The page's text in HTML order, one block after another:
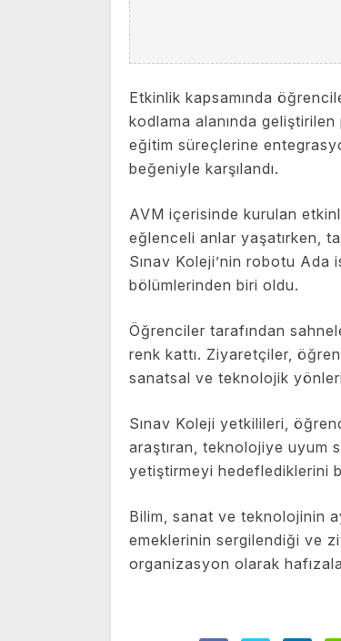
Etkinlik kapsamında
kodlama alanında
eğitim süreçlerine
beğeniyle karşılandı.
AVM içerisinde kurulan
eğlenceli anlar yaşatırken,
Sınav Koleji’nin robotu
bölümlerinden biri oldu.
Öğrenciler tarafından
renk kattı. Ziyaretçiler,
sanatsal ve teknolojik
Sınav Koleji yetkilileri,
araştıran, teknolojiye uyum
yetiştirmeyi hedeflediklerini
Bilim, sanat ve teknolojinin
emeklerinin sergilendiği ve
organizasyon olarak